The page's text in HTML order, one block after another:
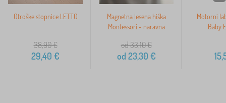
Otroške stopnice LETTO
38,90€
29,40 €
Magnetna lesena hiška
Montessori - naravna
od 33,10€
od 23,30 €
Motorni
Baby